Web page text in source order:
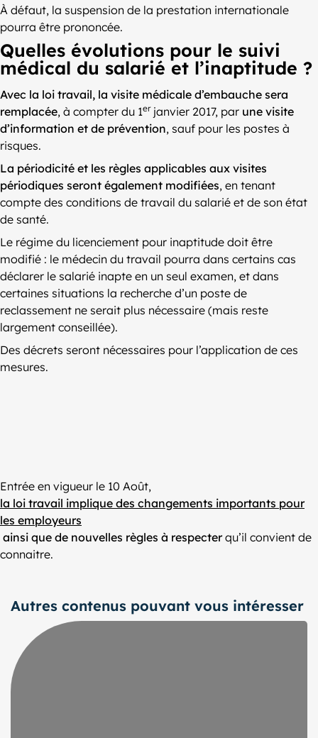
À défaut, la suspension de la prestation internationale
pourra être prononcée.
Quelles évolutions pour le suivi
médical du salarié et l’inaptitude ?
Avec la loi travail, la visite médicale d’embauche sera
remplacée, à compter du 1erjanvier 2017, par une visite
d’information et de prévention, sauf pour les postes à
risques.
La périodicité et les règles applicables aux visites
périodiques seront également modifiées, en tenant
compte des conditions de travail du salarié et de son état
de santé.
Le régime du licenciement pour inaptitude doit être
modifié : le médecin du travail pourra dans certains cas
déclarer le salarié inapte en un seul examen, et dans
certaines situations la recherche d’un poste de
reclassement ne serait plus nécessaire (mais reste
largement conseillée).
Des décrets seront nécessaires pour l’application de ces
mesures.
Entrée en vigueur le 10 Août,
la loi travail implique des changements importants pour
les employeurs
ainsi que de nouvelles règles à respecterqu’il convient de
connaitre.
Autres contenus pouvant vous intéresser